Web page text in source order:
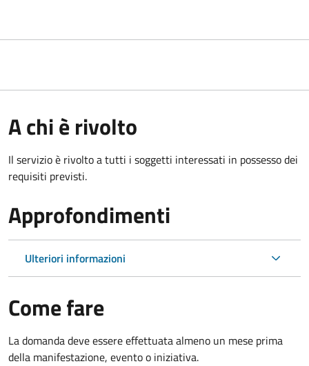
A chi è rivolto
Il servizio è rivolto a tutti i soggetti interessati in possesso dei
requisiti previsti.
Approfondimenti
Ulteriori informazioni
Come fare
La domanda deve essere effettuata almeno un mese prima
della manifestazione, evento o iniziativa.